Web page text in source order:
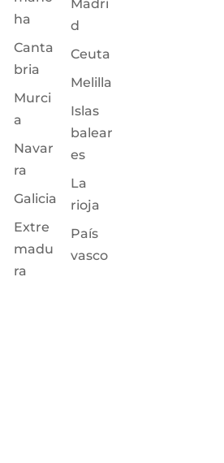
ha
Canta
bria
Murci
a
Navar
ra
Galicia
Extre
madu
ra
Madri
d
Ceuta
Melilla
Islas
balear
es
La
rioja
País
vasco